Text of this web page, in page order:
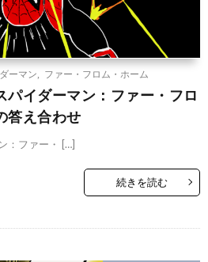
ーマン ファー・フロム・ホーム
パイダーマン：ファー・フロ
答え合わせ
：ファー・ […]
続きを読む